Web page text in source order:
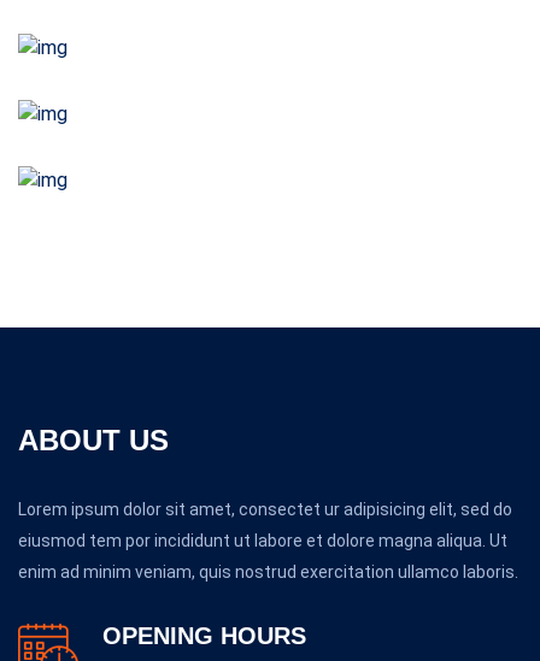
ABOUT US
Lorem ipsum dolor sit amet, consectet ur adipisicing elit, sed do
eiusmod tem por incididunt ut labore et dolore magna aliqua. Ut
enim ad minim veniam, quis nostrud exercitation ullamco laboris.
OPENING HOURS